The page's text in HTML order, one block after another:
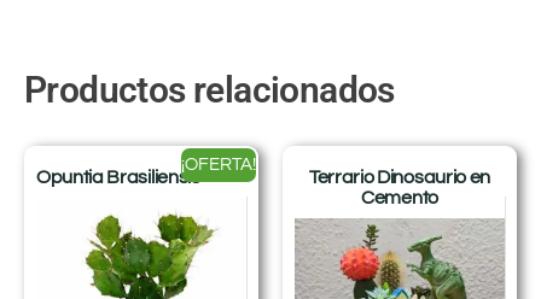
Productos relacionados
Opuntia Brasiliensis
¡OFERTA!
Terrario Dinosaurio en
Cemento